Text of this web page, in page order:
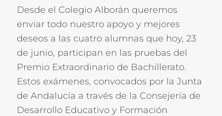
Desde el Colegio Alborán queremos
enviar todo nuestro apoyo y mejores
deseos a las cuatro alumnas que hoy, 23
de junio, participan en las pruebas del
Premio Extraordinario de Bachillerato.
Estos exámenes, convocados por la Junta
de Andalucía a través de la Consejería de
Desarrollo Educativo y Formación